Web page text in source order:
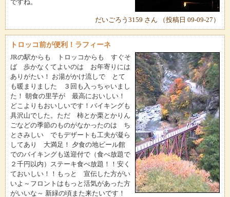
ですね。
だいごろう3159 さん （投稿日 09-09-27）
トロッコ前が便利！ラフィーネ
JRの駅からも トロッコからも すぐそ
ば 歩かなくてよいのは お年寄りには
ありがたい！ お湯がかけ流しで とて
も暖まりました ３回も入っちゃいまし
た！ 朝食の里芋が 最高においしい！
どこよりもおいしいです！バイキングも
具沢山でした。ただ 柿とか栗とかりん
ごなどの季節のものがなかったのは ち
とさみしい でもデザートも工夫が凝ら
してあり 大満足！ 夕食の地ビール館
でのバイキングも送迎付で（食べ放題で
２千円以内）ステーキ食べ放題！！安く
ておいしい！！もっと 宣伝した方がい
いよ～フロントはもっと活気があった方
がいいな～ 新緑の頃また来たいです！